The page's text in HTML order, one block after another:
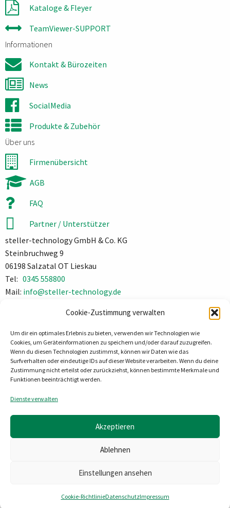
Cookie-Zustimmung verwalten
Um dir ein optimales Erlebnis zu bieten, verwenden wir Technologien wie
Cookies, um Geräteinformationen zu speichern und/oder darauf zuzugreifen.
Wenn du diesen Technologien zustimmst, können wir Daten wie das
Surfverhalten oder eindeutige IDs auf dieser Website verarbeiten. Wenn du deine
Zustimmung nicht erteilst oder zurückziehst, können bestimmte Merkmale und
Funktionen beeinträchtigt werden.
Dienste verwalten
Akzeptieren
Ablehnen
Einstellungen ansehen
Cookie-RichtlinieDatenschutzImpressum
Kataloge & Fleyer
TeamViewer-SUPPORT
Informationen
Kontakt & Bürozeiten
News
SocialMedia
Produkte & Zubehör
Über uns
Firmenübersicht
AGB
FAQ
Partner / Unterstützer
steller-technology GmbH & Co. KG
Steinbruchweg 9
06198 Salzatal OT Lieskau
Tel: 0345 558800
Mail: info@steller-technology.de